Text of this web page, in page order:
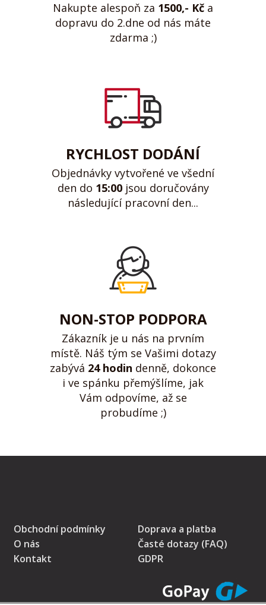
Nakupte alespoň za 1500,- Kč a
dopravu do 2.dne od nás máte
zdarma ;)
RYCHLOST DODÁNÍ
Objednávky vytvořené ve všední
den do 15:00jsou doručovány
následující pracovní den...
NON-STOP PODPORA
Zákazník je u nás na prvním
místě. Náš tým se Vašimi dotazy
zabývá 24 hodin denně, dokonce
i ve spánku přemýšlíme, jak
Vám odpovíme, až se
probudíme ;)
Obchodní podmínky
O nás
Kontakt
Doprava a platba
Časté dotazy (FAQ)
GDPR